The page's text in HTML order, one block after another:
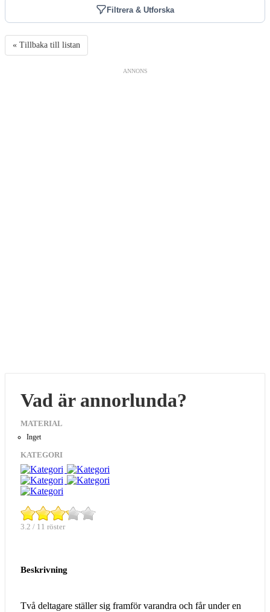
Filtrera & Utforska
« Tillbaka till listan
ANNONS
Vad är annorlunda?
MATERIAL
Inget
KATEGORI
3.2 / 11 röster
Beskrivning
Två deltagare ställer sig framför varandra och får under en